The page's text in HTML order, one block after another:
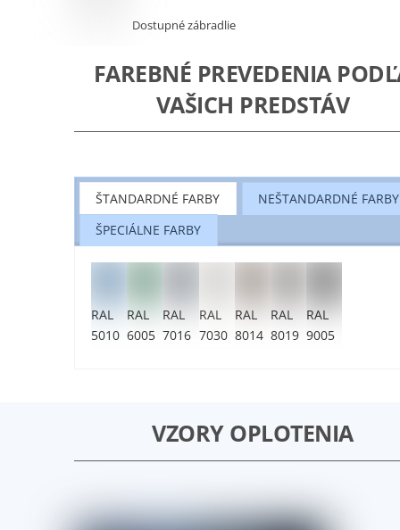
Dostupné zábradlie
FAREBNÉ PREVEDENIA
VAŠICH PREDSTÁV
ŠTANDARDNÉ FARBY
NEŠTANDARDNÉ FARBY
ŠPECIÁLNE FARBY
RAL
5010
RAL
6005
RAL
7016
RAL
7030
RAL
8014
RAL
8019
RAL
9005
VZORY OPLOTENIA